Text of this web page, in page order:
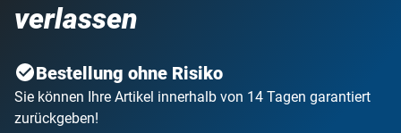
verlassen
Bestellung ohne Risiko
Sie können Ihre Artikel innerhalb von 14 Tagen garantiert
zurückgeben!